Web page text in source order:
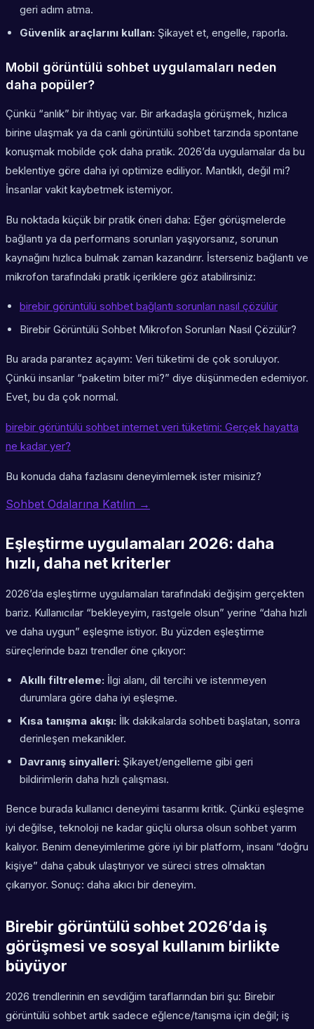
geri adım atma.
Güvenlik araçlarını kullan: Şikayet et, engelle, raporla.
Mobil görüntülü sohbet uygulamaları neden
daha popüler?
Çünkü “anlık” bir ihtiyaç var. Bir arkadaşla görüşmek, hızlıca
birine ulaşmak ya da canlı görüntülü sohbet tarzında spontane
konuşmak mobilde çok daha pratik. 2026’da uygulamalar da bu
beklentiye göre daha iyi optimize ediliyor. Mantıklı, değil mi?
İnsanlar vakit kaybetmek istemiyor.
Bu noktada küçük bir pratik öneri daha: Eğer görüşmelerde
bağlantı ya da performans sorunları yaşıyorsanız, sorunun
kaynağını hızlıca bulmak zaman kazandırır. İsterseniz bağlantı ve
mikrofon tarafındaki pratik içeriklere göz atabilirsiniz:
birebir görüntülü sohbet bağlantı sorunları nasıl çözülür
Birebir Görüntülü Sohbet Mikrofon Sorunları Nasıl Çözülür?
Bu arada parantez açayım: Veri tüketimi de çok soruluyor.
Çünkü insanlar “paketim biter mi?” diye düşünmeden edemiyor.
Evet, bu da çok normal.
birebir görüntülü sohbet internet veri tüketimi: Gerçek hayatta
ne kadar yer?
Bu konuda daha fazlasını deneyimlemek ister misiniz?
Sohbet Odalarına Katılın →
Eşleştirme uygulamaları 2026: daha
hızlı, daha net kriterler
2026’da eşleştirme uygulamaları tarafındaki değişim gerçekten
bariz. Kullanıcılar “bekleyeyim, rastgele olsun” yerine “daha hızlı
ve daha uygun” eşleşme istiyor. Bu yüzden eşleştirme
süreçlerinde bazı trendler öne çıkıyor:
Akıllı filtreleme: İlgi alanı, dil tercihi ve istenmeyen
durumlara göre daha iyi eşleşme.
Kısa tanışma akışı: İlk dakikalarda sohbeti başlatan, sonra
derinleşen mekanikler.
Davranış sinyalleri: Şikayet/engelleme gibi geri
bildirimlerin daha hızlı çalışması.
Bence burada kullanıcı deneyimi tasarımı kritik. Çünkü eşleşme
iyi değilse, teknoloji ne kadar güçlü olursa olsun sohbet yarım
kalıyor. Benim deneyimlerime göre iyi bir platform, insanı “doğru
kişiye” daha çabuk ulaştırıyor ve süreci stres olmaktan
çıkarıyor. Sonuç: daha akıcı bir deneyim.
Birebir görüntülü sohbet 2026’da iş
görüşmesi ve sosyal kullanım birlikte
büyüyor
2026 trendlerinin en sevdiğim taraflarından biri şu: Birebir
görüntülü sohbet artık sadece eğlence/tanışma için değil; iş